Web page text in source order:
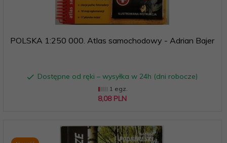
POLSKA 1:250 000. Atlas samochodowy - Adrian Bajer
Dostępne od ręki – wysyłka w 24h (dni robocze)
1 egz.
8,08 PLN